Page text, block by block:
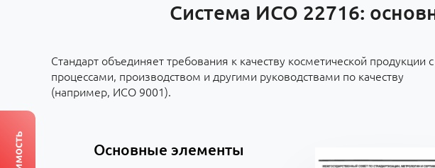
Система ИСО 22716:
Стандарт объединяет требования к качеству косметической продукции с
процессами, производством и другими руководствами по качеству
(например, ИСО 9001).
Основные элементы